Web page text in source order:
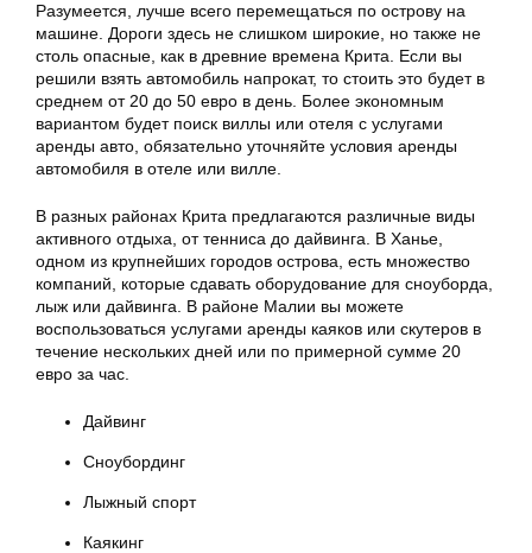
Разумеется, лучше всего перемещаться по острову на
машине. Дороги здесь не слишком широкие, но также не
столь опасные, как в древние времена Крита. Если вы
решили взять автомобиль напрокат, то стоить это будет в
среднем от 20 до 50 евро в день. Более экономным
вариантом будет поиск виллы или отеля с услугами
аренды авто, обязательно уточняйте условия аренды
автомобиля в отеле или вилле.
В разных районах Крита предлагаются различные виды
активного отдыха, от тенниса до дайвинга. В Ханье,
одном из крупнейших городов острова, есть множество
компаний, которые сдавать оборудование для сноуборда,
лыж или дайвинга. В районе Малии вы можете
воспользоваться услугами аренды каяков или скутеров в
течение нескольких дней или по примерной сумме 20
евро за час.
Дайвинг
Сноубординг
Лыжный спорт
Каякинг